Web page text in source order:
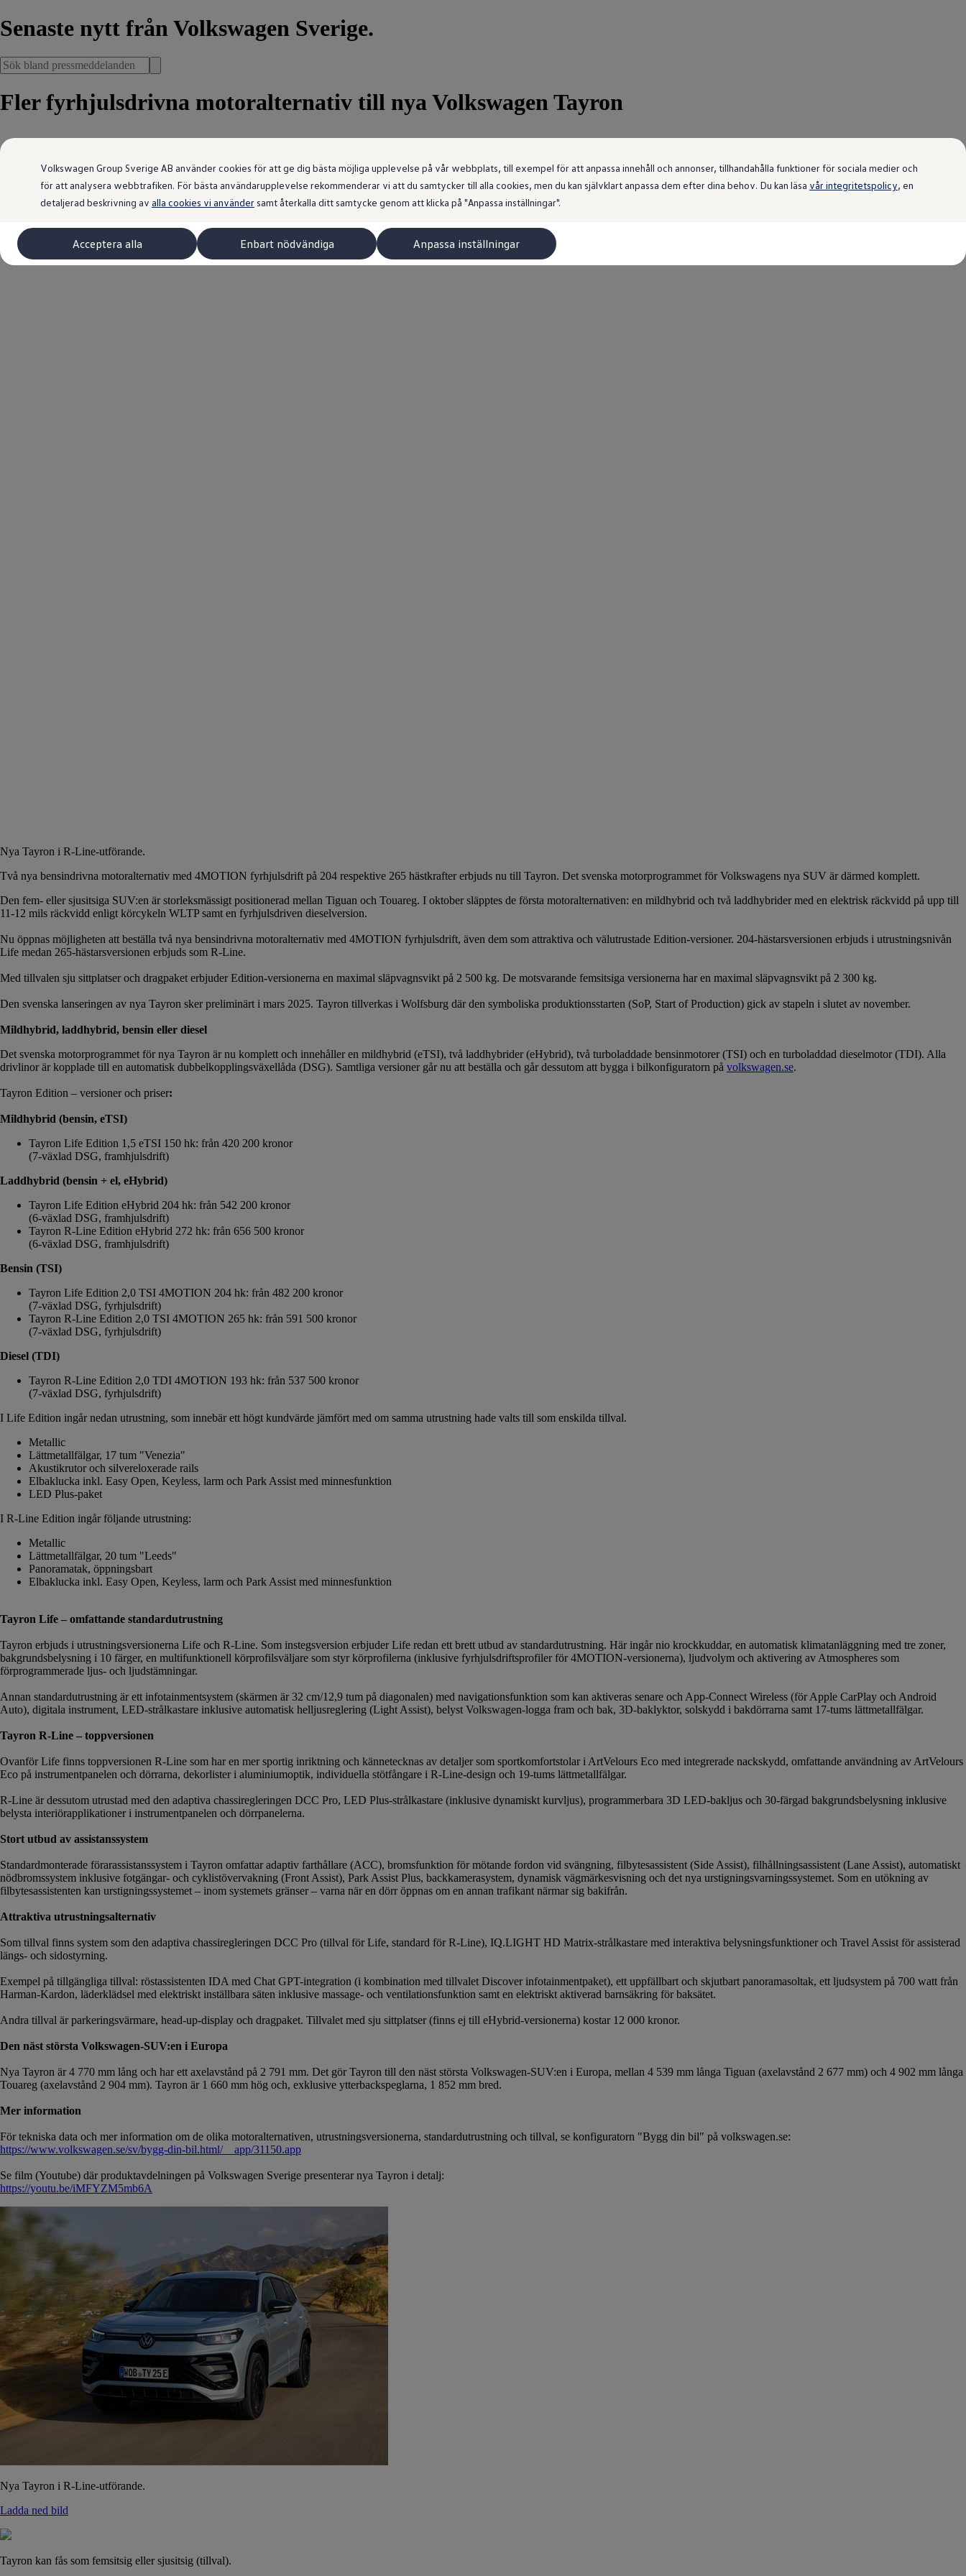
Volkswagen Group Sverige AB använder cookies för att ge dig bästa möjliga upplevelse på vår webbplats, till exempel för att anpassa innehåll och annonser, tillhandahålla funktioner för sociala medier och
för att analysera webbtrafiken. För bästa användarupplevelse rekommenderar vi att du samtycker till alla cookies, men du kan självklart anpassa dem efter dina behov. Du kan läsa vår integritetspolicy, en
detaljerad beskrivning av alla cookies vi användersamt återkalla ditt samtycke genom att klicka på "Anpassa inställningar".
Acceptera alla Enbart nödvändiga Anpassa inställningar
Senaste nytt från Volkswagen Sverige.
Fler fyrhjulsdrivna motoralternativ till nya Volkswagen Tayron
2024-12-20 15:34
Nya Tayron i R-Line-utförande.
Två nya bensindrivna motoralternativ med 4MOTION fyrhjulsdrift på 204 respektive 265 hästkrafter erbjuds nu till Tayron. Det svenska motorprogrammet för Volkswagens nya SUV är därmed komplett.
Den fem- eller sjusitsiga SUV:en är storleksmässigt positionerad mellan Tiguan och Touareg. I oktober släpptes de första motoralternativen: en mildhybrid och två laddhybrider med en elektrisk räckvidd på upp till
11-12 mils räckvidd enligt körcykeln WLTP samt en fyrhjulsdriven dieselversion.
Nu öppnas möjligheten att beställa två nya bensindrivna motoralternativ med 4MOTION fyrhjulsdrift, även dem som attraktiva och välutrustade Edition-versioner. 204-hästarsversionen erbjuds i utrustningsnivån
Life medan 265-hästarsversionen erbjuds som R-Line.
Med tillvalen sju sittplatser och dragpaket erbjuder Edition-versionerna en maximal släpvagnsvikt på 2 500 kg. De motsvarande femsitsiga versionerna har en maximal släpvagnsvikt på 2 300 kg.
Den svenska lanseringen av nya Tayron sker preliminärt i mars 2025. Tayron tillverkas i Wolfsburg där den symboliska produktionsstarten (SoP, Start of Production) gick av stapeln i slutet av november.
Mildhybrid, laddhybrid, bensin eller diesel
Det svenska motorprogrammet för nya Tayron är nu komplett och innehåller en mildhybrid (eTSI), två laddhybrider (eHybrid), två turboladdade bensinmotorer (TSI) och en turboladdad dieselmotor (TDI). Alla
drivlinor är kopplade till en automatisk dubbelkopplingsväxellåda (DSG). Samtliga versioner går nu att beställa och går dessutom att bygga i bilkonfiguratorn på volkswagen.se.
Tayron Edition – versioner och priser:
Mildhybrid (bensin, eTSI)
Tayron Life Edition 1,5 eTSI 150 hk: från 420 200 kronor
(7-växlad DSG, framhjulsdrift)
Laddhybrid (bensin + el, eHybrid)
Tayron Life Edition eHybrid 204 hk: från 542 200 kronor
(6-växlad DSG, framhjulsdrift)
Tayron R-Line Edition eHybrid 272 hk: från 656 500 kronor
(6-växlad DSG, framhjulsdrift)
Bensin (TSI)
Tayron Life Edition 2,0 TSI 4MOTION 204 hk: från 482 200 kronor
(7-växlad DSG, fyrhjulsdrift)
Tayron R-Line Edition 2,0 TSI 4MOTION 265 hk: från 591 500 kronor
(7-växlad DSG, fyrhjulsdrift)
Diesel (TDI)
Tayron R-Line Edition 2,0 TDI 4MOTION 193 hk: från 537 500 kronor
(7-växlad DSG, fyrhjulsdrift)
I Life Edition ingår nedan utrustning, som innebär ett högt kundvärde jämfört med om samma utrustning hade valts till som enskilda tillval.
Metallic
Lättmetallfälgar, 17 tum "Venezia"
Akustikrutor och silvereloxerade rails
Elbaklucka inkl. Easy Open, Keyless, larm och Park Assist med minnesfunktion
LED Plus-paket
I R-Line Edition ingår följande utrustning:
Metallic
Lättmetallfälgar, 20 tum "Leeds"
Panoramatak, öppningsbart
Elbaklucka inkl. Easy Open, Keyless, larm och Park Assist med minnesfunktion
Tayron Life – omfattande standardutrustning
Tayron erbjuds i utrustningsversionerna Life och R-Line. Som instegsversion erbjuder Life redan ett brett utbud av standardutrustning. Här ingår nio krockkuddar, en automatisk klimatanläggning med tre zoner,
bakgrundsbelysning i 10 färger, en multifunktionell körprofilsväljare som styr körprofilerna (inklusive fyrhjulsdriftsprofiler för 4MOTION-versionerna), ljudvolym och aktivering av Atmospheres som
förprogrammerade ljus- och ljudstämningar.
Annan standardutrustning är ett infotainmentsystem (skärmen är 32 cm/12,9 tum på diagonalen) med navigationsfunktion som kan aktiveras senare och App-Connect Wireless (för Apple CarPlay och Android
Auto), digitala instrument, LED-strålkastare inklusive automatisk helljusreglering (Light Assist), belyst Volkswagen-logga fram och bak, 3D-baklyktor, solskydd i bakdörrarna samt 17-tums lättmetallfälgar.
Tayron R-Line – toppversionen
Ovanför Life finns toppversionen R-Line som har en mer sportig inriktning och kännetecknas av detaljer som sportkomfortstolar i ArtVelours Eco med integrerade nackskydd, omfattande användning av ArtVelours
Eco på instrumentpanelen och dörrarna, dekorlister i aluminiumoptik, individuella stötfångare i R-Line-design och 19-tums lättmetallfälgar.
R-Line är dessutom utrustad med den adaptiva chassiregleringen DCC Pro, LED Plus-strålkastare (inklusive dynamiskt kurvljus), programmerbara 3D LED-bakljus och 30-färgad bakgrundsbelysning inklusive
belysta interiörapplikationer i instrumentpanelen och dörrpanelerna.
Stort utbud av assistanssystem
Standardmonterade förarassistanssystem i Tayron omfattar adaptiv farthållare (ACC), bromsfunktion för mötande fordon vid svängning, filbytesassistent (Side Assist), filhållningsassistent (Lane Assist), automatiskt
nödbromssystem inklusive fotgängar- och cyklistövervakning (Front Assist), Park Assist Plus, backkamerasystem, dynamisk vägmärkesvisning och det nya urstigningsvarningssystemet. Som en utökning av
filbytesassistenten kan urstigningssystemet – inom systemets gränser – varna när en dörr öppnas om en annan trafikant närmar sig bakifrån.
Attraktiva utrustningsalternativ
Som tillval finns system som den adaptiva chassiregleringen DCC Pro (tillval för Life, standard för R-Line), IQ.LIGHT HD Matrix-strålkastare med interaktiva belysningsfunktioner och Travel Assist för assisterad
längs- och sidostyrning.
Exempel på tillgängliga tillval: röstassistenten IDA med Chat GPT-integration (i kombination med tillvalet Discover infotainmentpaket), ett uppfällbart och skjutbart panoramasoltak, ett ljudsystem på 700 watt från
Harman-Kardon, läderklädsel med elektriskt inställbara säten inklusive massage- och ventilationsfunktion samt en elektriskt aktiverad barnsäkring för baksätet.
Andra tillval är parkeringsvärmare, head-up-display och dragpaket. Tillvalet med sju sittplatser (finns ej till eHybrid-versionerna) kostar 12 000 kronor.
Den näst största Volkswagen-SUV:en i Europa
Nya Tayron är 4 770 mm lång och har ett axelavstånd på 2 791 mm. Det gör Tayron till den näst största Volkswagen-SUV:en i Europa, mellan 4 539 mm långa Tiguan (axelavstånd 2 677 mm) och 4 902 mm långa
Touareg (axelavstånd 2 904 mm). Tayron är 1 660 mm hög och, exklusive ytterbackspeglarna, 1 852 mm bred.
Mer information
För tekniska data och mer information om de olika motoralternativen, utrustningsversionerna, standardutrustning och tillval, se konfiguratorn "Bygg din bil" på volkswagen.se:
https://www.volkswagen.se/sv/bygg-din-bil.html/__app/31150.app
Se film (Youtube) där produktavdelningen på Volkswagen Sverige presenterar nya Tayron i detalj:
https://youtu.be/iMFYZM5mb6A
Nya Tayron i R-Line-utförande.
Ladda ned bild
Tayron kan fås som femsitsig eller sjusitsig (tillval).